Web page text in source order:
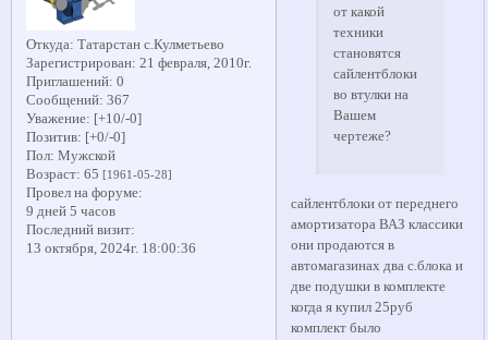
Откуда: Татарстан с.Кулметьево
Зарегистрирован: 21 февраля, 2010г.
Приглашений: 0
Сообщений: 367
Уважение: [+10/-0]
Позитив: [+0/-0]
Пол: Мужской
Возраст: 65 [1961-05-28]
Провел на форуме:
9 дней 5 часов
Последний визит:
13 октября, 2024г. 18:00:36
от какой
техники
становятся
сайлентблоки
во втулки на
Вашем
чертеже?
сайлентблоки от переднего
амортизатора ВАЗ классики
они продаются в
автомагазинах два с.блока и
две подушки в комплекте
когда я купил 25руб
комплект было